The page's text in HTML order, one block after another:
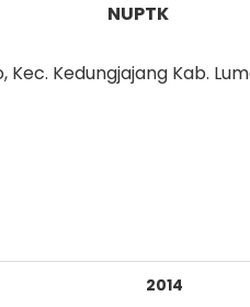
NUPTK
Kec. Kedungjajang Kab.
2014